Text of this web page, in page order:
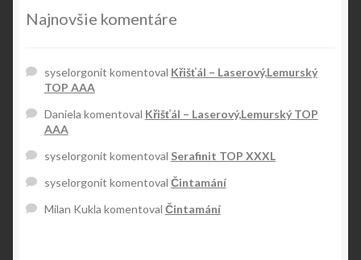
Najnovšie komentáre
syselorgonit komentoval Křišťál – Laserový,Lemurský
TOP AAA
Daniela komentoval Křišťál – Laserový,Lemurský TOP
AAA
syselorgonit komentoval Serafinit TOP XXXL
syselorgonit komentoval Čintamání
Milan Kukla komentoval Čintamání